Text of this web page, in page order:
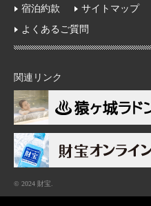
宿泊約款 サイトマップ
よくあるご質問
関連リンク
© 2024 財宝.